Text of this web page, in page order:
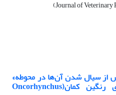
از سیال شدن آن‌ها در محوطه»
شکمی مولدین ماده قزل‌آلای رنگین کمان(Oncorhynchus